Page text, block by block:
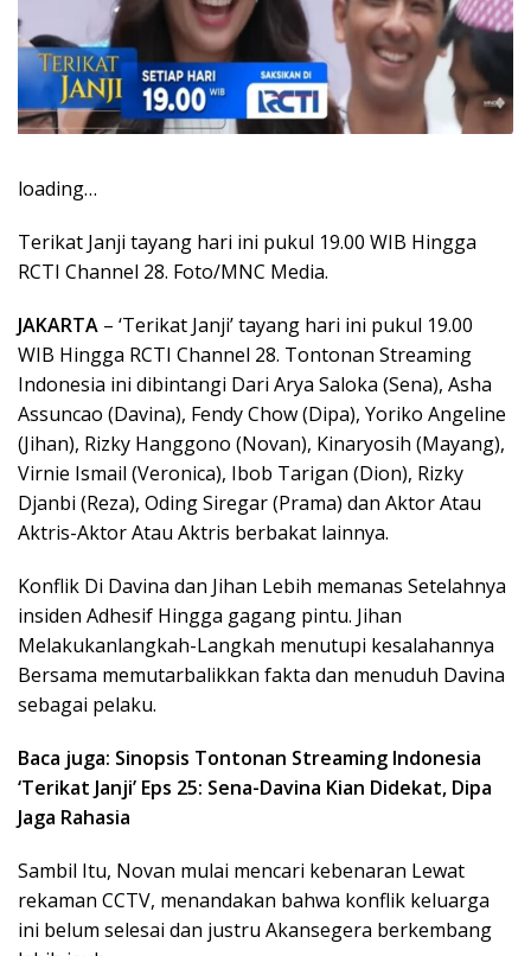
loading…
Terikat Janji tayang hari ini pukul 19.00 WIB Hingga
RCTI Channel 28. Foto/MNC Media.
JAKARTA – ‘Terikat Janji’ tayang hari ini pukul 19.00
WIB Hingga RCTI Channel 28. Tontonan Streaming
Indonesia ini dibintangi Dari Arya Saloka (Sena), Asha
Assuncao (Davina), Fendy Chow (Dipa), Yoriko Angeline
(Jihan), Rizky Hanggono (Novan), Kinaryosih (Mayang),
Virnie Ismail (Veronica), Ibob Tarigan (Dion), Rizky
Djanbi (Reza), Oding Siregar (Prama) dan Aktor Atau
Aktris-Aktor Atau Aktris berbakat lainnya.
Konflik Di Davina dan Jihan Lebih memanas Setelahnya
insiden Adhesif Hingga gagang pintu. Jihan
Melakukanlangkah-Langkah menutupi kesalahannya
Bersama memutarbalikkan fakta dan menuduh Davina
sebagai pelaku.
Baca juga: Sinopsis Tontonan Streaming Indonesia
‘Terikat Janji’ Eps 25: Sena-Davina Kian Didekat, Dipa
Jaga Rahasia
Sambil Itu, Novan mulai mencari kebenaran Lewat
rekaman CCTV, menandakan bahwa konflik keluarga
ini belum selesai dan justru Akansegera berkembang